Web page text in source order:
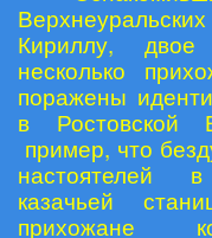
Кириллу, двое
несколько
поражены
в Ростовской
пример, что
настоятелей
казачьей
прихожане